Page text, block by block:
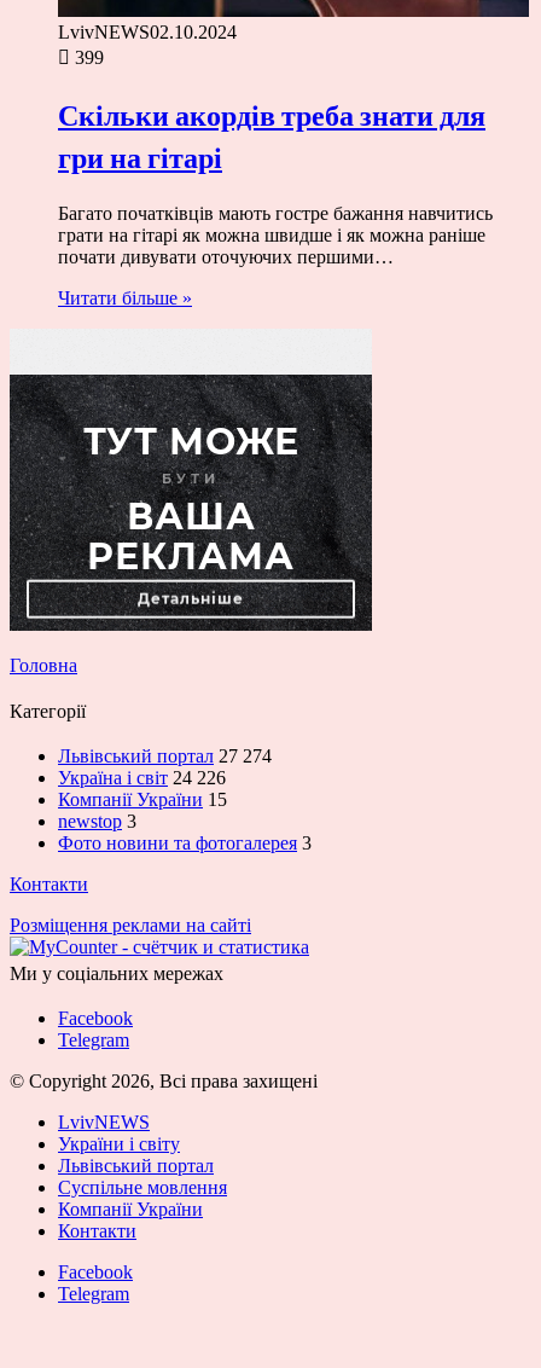
LvivNEWS02.10.2024
399
Скільки акордів треба знати для
гри на гітарі
Багато початківців мають гостре бажання навчитись
грати на гітарі як можна швидше і як можна раніше
почати дивувати оточуючих першими…
Читати більше »
Головна
Категорії
Львівський портал 27 274
Україна і світ 24 226
Компанії України 15
newstop 3
Фото новини та фотогалерея 3
Контакти
Розміщення реклами на сайті
Ми у соціальних мережах
Facebook
Telegram
© Copyright 2026, Всі права захищені
LvivNEWS
України і світу
Львівський портал
Суспільне мовлення
Компанії України
Контакти
Facebook
Telegram